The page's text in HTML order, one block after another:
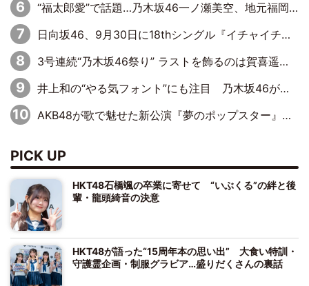
“福太郎愛”で話題…乃木坂46一ノ瀬美空、地元福岡『めんべい25周年トップサポーター』に就任
日向坂46、9月30日に18thシングル『イチャイチャ虫』の発売決定！ フォーメーションは『日向坂で会いましょう』にて発表
3号連続“乃木坂46祭り” ラストを飾るのは賀喜遥香…5年ぶりの登場に「5年分大人になった私を見ていただけたら」
井上和の“やる気フォント”にも注目 乃木坂46が挑んだ書道パフォーマンスの舞台裏
AKB48が歌で魅せた新公演『夢のポップスター』 初日から全身全霊のステージ
PICK UP
HKT48石橋颯の卒業に寄せて “いぶくる”の絆と後
輩・龍頭綺音の決意
HKT48が語った“15周年本の思い出” 大食い特訓・
守護霊企画・制服グラビア…盛りだくさんの裏話